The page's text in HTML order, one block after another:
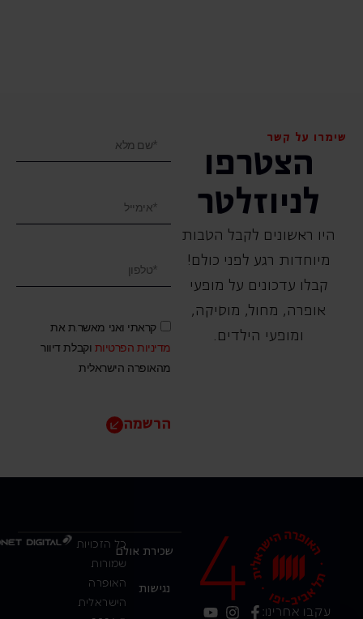
שימרו על קשר
הצטרפו
לניוזלטר
היו ראשונים לקבל הטבות
מיוחדות רגע לפני כולם!
קבלו עדכונים על מופעי
אופרה, ‏מחול, ‏מוסיקה,
ומופעי הילדים.
קראתי ואני מאשר.ת את
מדיניות הפרטיות וקבלת דיוור
מהאופרה הישראלית
הרשמה
עקבו אחרינו:
כל הזכויות
שמורות
האופרה
הישראלית
שכירת אולם
נגישות